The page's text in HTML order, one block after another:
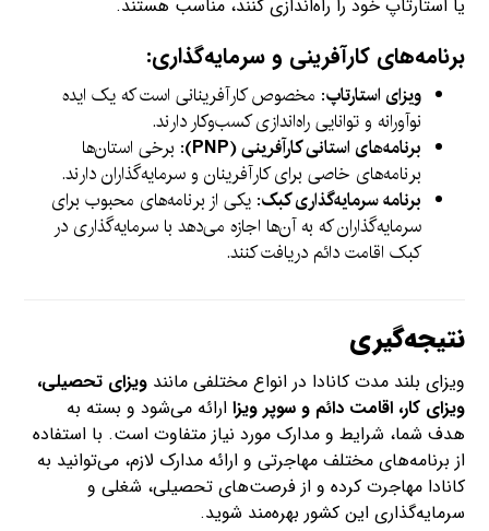
یا استارتاپ خود را راه‌اندازی کنند، مناسب هستند.
برنامه‌های کارآفرینی و سرمایه‌گذاری:
ویزای استارتاپ: مخصوص کارآفرینانی است که یک ایده
نوآورانه و توانایی راه‌اندازی کسب‌وکار دارند.
برنامه‌های استانی کارآفرینی (PNP)
: برخی استان‌ها
برنامه‌های خاصی برای کارآفرینان و سرمایه‌گذاران دارند.
برنامه سرمایه‌گذاری کبک: یکی از برنامه‌های محبوب برای
سرمایه‌گذاران که به آن‌ها اجازه می‌دهد با سرمایه‌گذاری در
کبک اقامت دائم دریافت کنند.
نتیجه‌گیری
ویزای بلند مدت کانادا در انواع مختلفی مانندویزای تحصیلی،
ویزای کار، اقامت دائم و سوپر ویزا ارائه می‌شود و بسته به
هدف شما، شرایط و مدارک مورد نیاز متفاوت است. با استفاده
از برنامه‌های مختلف مهاجرتی و ارائه مدارک لازم، می‌توانید به
کانادا مهاجرت کرده و از فرصت‌های تحصیلی، شغلی و
سرمایه‌گذاری این کشور بهره‌مند شوید.